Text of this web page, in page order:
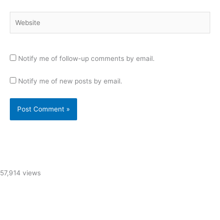
Notify me of follow-up comments by email.
Notify me of new posts by email.
57,914 views